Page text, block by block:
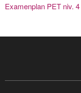
Examenplan PET niv.